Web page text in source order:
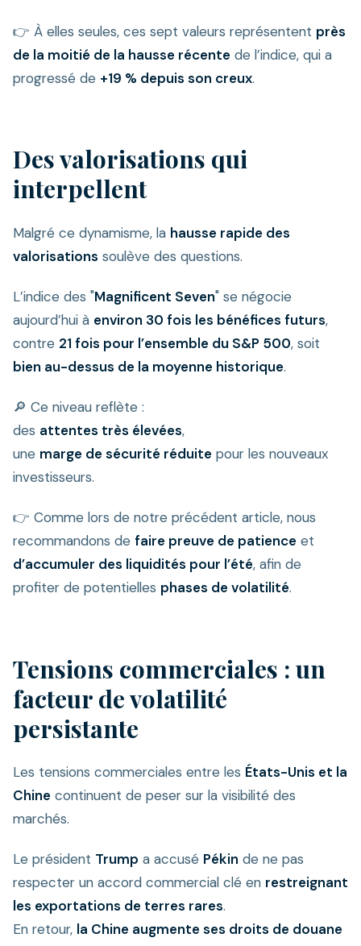
👉 À elles seules, ces sept valeurs représentent près
de la moitié de la hausse récente de l’indice, qui a
progressé de +19 % depuis son creux.
Des valorisations qui
interpellent
Malgré ce dynamisme, la hausse rapide des
valorisations soulève des questions.
L’indice des "Magnificent Seven" se négocie
aujourd’hui à environ 30 fois les bénéfices futurs,
contre 21 fois pour l’ensemble du S&P 500, soit
bien au-dessus de la moyenne historique.
🔎 Ce niveau reflète :
des attentes très élevées,
une marge de sécurité réduite pour les nouveaux
investisseurs.
👉 Comme lors de notre précédent article, nous
recommandons de faire preuve de patience et
d’accumuler des liquidités pour l’été, afin de
profiter de potentielles phases de volatilité.
Tensions commerciales : un
facteur de volatilité
persistante
Les tensions commerciales entre les États-Unis et la
Chine continuent de peser sur la visibilité des
marchés.
Le président Trump a accusé Pékin de ne pas
respecter un accord commercial clé en restreignant
les exportations de terres rares.
En retour, la Chine augmente ses droits de douane